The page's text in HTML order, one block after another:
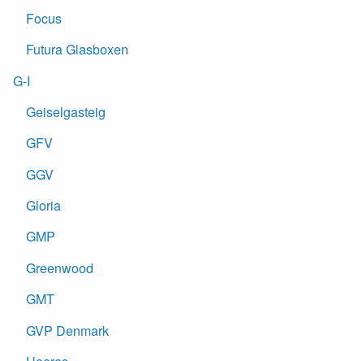
Focus
Futura Glasboxen
G-I
Geiselgasteig
GFV
GGV
Gloria
GMP
Greenwood
GMT
GVP Denmark